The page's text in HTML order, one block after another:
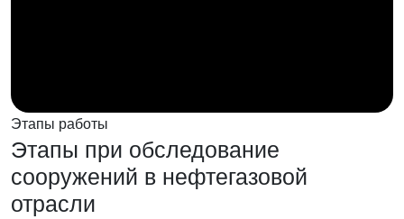
Этапы работы
Этапы при обследование
сооружений в нефтегазовой
отрасли